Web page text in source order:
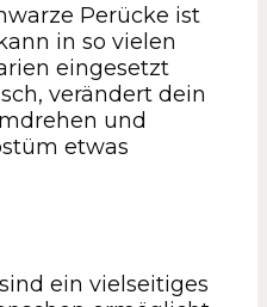
Perücke ist
in so vielen
eingesetzt
verändert dein
und
etwas
ein vielseitiges